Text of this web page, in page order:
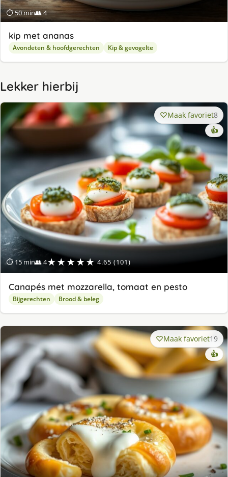
⏱ 50 min👥 4
kip met ananas
Avondeten & hoofdgerechten Kip & gevogelte
Lekker hierbij
⏱ 15 min👥 4★★★★★ 4.65 (101)
Maak favoriet8
👍
Canapés met mozzarella, tomaat en pesto
Bijgerechten Brood & beleg
Maak favoriet19
👍